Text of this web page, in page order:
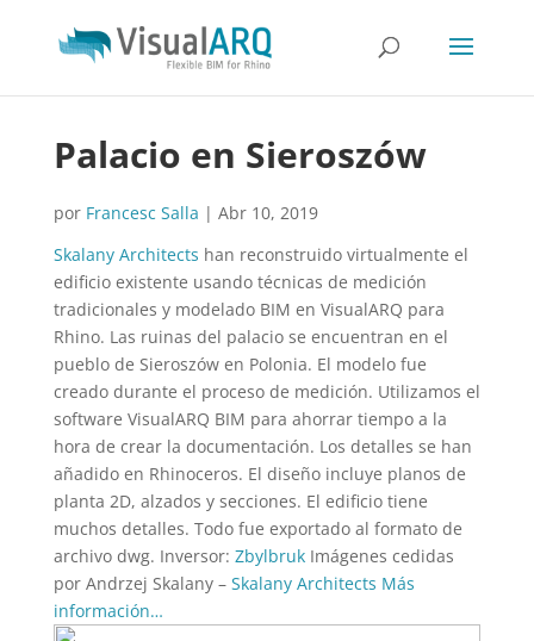
Palacio en Sieroszów
por Francesc Salla | Abr 10, 2019
Skalany Architects han reconstruido virtualmente el
edificio existente usando técnicas de medición
tradicionales y modelado BIM en VisualARQ para
Rhino. Las ruinas del palacio se encuentran en el
pueblo de Sieroszów en Polonia. El modelo fue
creado durante el proceso de medición. Utilizamos el
software VisualARQ BIM para ahorrar tiempo a la
hora de crear la documentación. Los detalles se han
añadido en Rhinoceros. El diseño incluye planos de
planta 2D, alzados y secciones. El edificio tiene
muchos detalles. Todo fue exportado al formato de
archivo dwg. Inversor: ZbylbrukImágenes cedidas
por Andrzej Skalany – Skalany Architects Más
información…